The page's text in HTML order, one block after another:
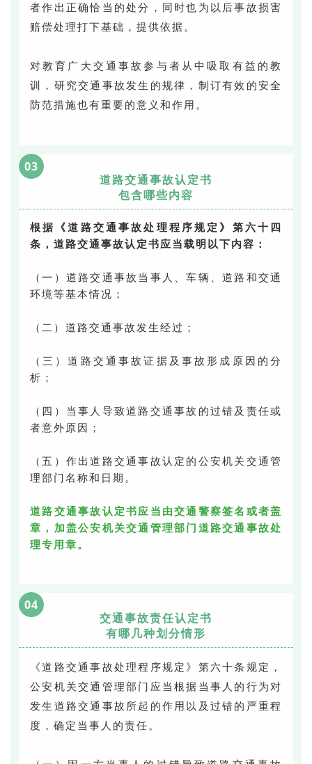
者作出正确恰当的处分，同时也为以后事故损害
赔偿处理打下基础，提供依据。
对教育广大交通事故参与者从中吸取有益的教
训，研究交通事故发生的规律，制订有效的安全
防范措施也有重要的意义和作用。
03
道路交通事故认定书
包含哪些内容
根据《道路交通事故处理程序规定》第六十四
条，道路交通事故认定书应当载明以下内容：
（一）道路交通事故当事人、车辆、道路和交通
环境等基本情况；
（二）道路交通事故发生经过；
（三）道路交通事故证据及事故形成原因的分
析；
（四）当事人导致道路交通事故的过错及责任或
者意外原因；
（五）作出道路交通事故认定的公安机关交通管
理部门名称和日期。
道路交通事故认定书应当由交通警察签名或者盖
章，加盖公安机关交通管理部门道路交通事故处
理专用章。
04
交通事故责任认定书
有哪几种划分情形
《道路交通事故处理程序规定》第六十条规定，
公安机关交通管理部门应当根据当事人的行为对
发生道路交通事故所起的作用以及过错的严重程
度，确定当事人的责任。